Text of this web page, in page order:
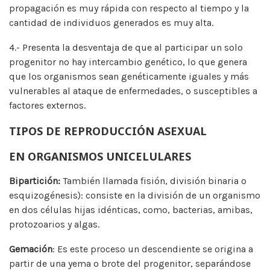
propagación es muy rápida con respecto al tiempo y la
cantidad de individuos generados es muy alta.
4.- Presenta la desventaja de que al participar un solo
progenitor no hay intercambio genético, lo que genera
que los organismos sean genéticamente iguales y más
vulnerables al ataque de enfermedades, o susceptibles a
factores externos.
TIPOS DE REPRODUCCIÓN ASEXUAL
EN ORGANISMOS UNICELULARES
Bipartición: También llamada fisión, división binaria o
esquizogénesis): consiste en la división de un organismo
en dos células hijas idénticas, como, bacterias, amibas,
protozoarios y algas.
Gemación: Es este proceso un descendiente se origina a
partir de una yema o brote del progenitor, separándose